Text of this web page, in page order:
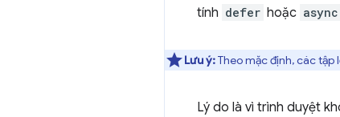
tính defer hoặc async
Lưu ý:Theo mặc định, các
Lý do là vì trình duyệt